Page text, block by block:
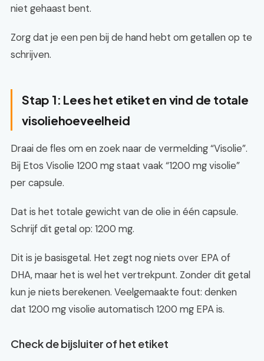
niet gehaast bent.
Zorg dat je een pen bij de hand hebt om getallen op te
schrijven.
Stap 1: Lees het etiket en vind de totale
visoliehoeveelheid
Draai de fles om en zoek naar de vermelding “Visolie”.
Bij Etos Visolie 1200 mg staat vaak “1200 mg visolie”
per capsule.
Dat is het totale gewicht van de olie in één capsule.
Schrijf dit getal op: 1200 mg.
Dit is je basisgetal. Het zegt nog niets over EPA of
DHA, maar het is wel het vertrekpunt. Zonder dit getal
kun je niets berekenen. Veelgemaakte fout: denken
dat 1200 mg visolie automatisch 1200 mg EPA is.
Check de bijsluiter of het etiket